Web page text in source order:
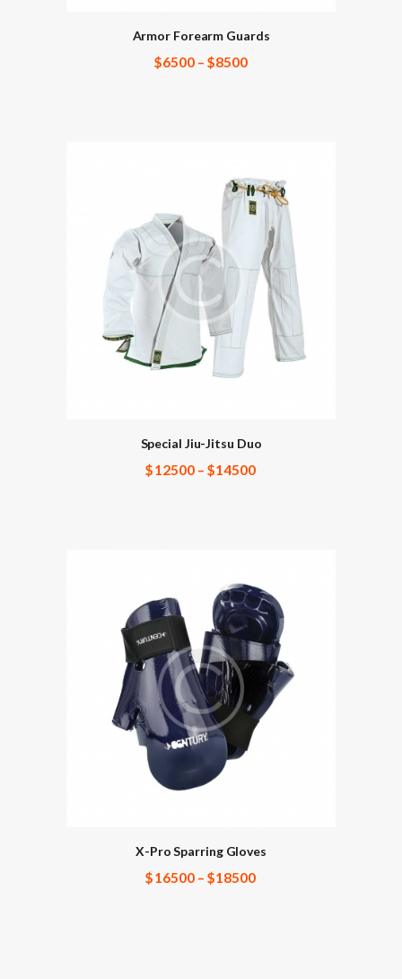
Armor Forearm Guards
$6500–$8500
Special Jiu-Jitsu Duo
$12500–$14500
X-Pro Sparring Gloves
$16500–$18500